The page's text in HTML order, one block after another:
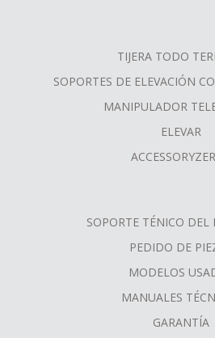
TIJERA TODO
SOPORTES DE ELEVACIÓN
MANIPULADOR
ELEVAR
SOPORTE TÉNICO DEL
PEDIDO DE
MODELOS
MANUALES
GARANTÍA